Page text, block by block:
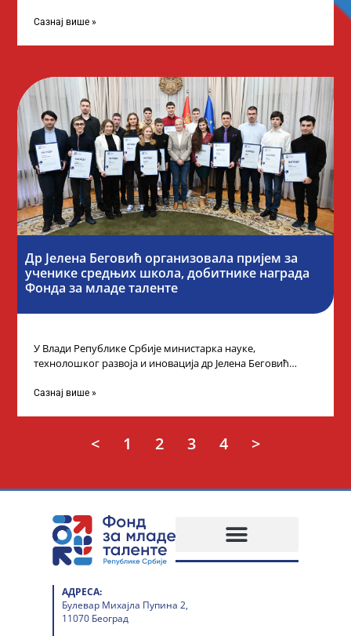
промоцију
Сазнај више »
Др Јелена Беговић организовала пријем за
ученике средњих школа, добитнике награда
Фонда за младе таленте
У Влади Републике Србије министарка науке,
технолошког развоја и иновација др Јелена Беговић
Сазнај више »
< 1 2 3 4 >
АДРЕСА:
Булевар Михајла Пупина 2,
11070 Београд